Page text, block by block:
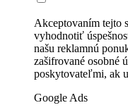
Akceptovaním tejto
vyhodnotiť
našu reklamnú
zašifrované osobné
poskytovateľmi, ak
Google Ads